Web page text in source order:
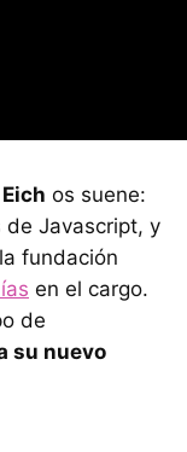
os suene:
de Javascript, y
fundación
en el cargo.
de
su nuevo